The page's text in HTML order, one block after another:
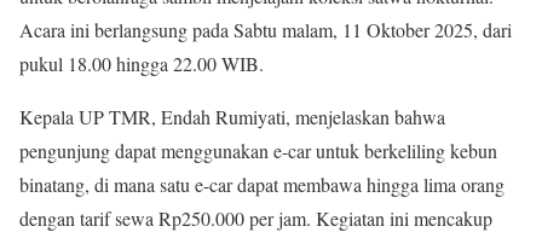
Acara ini berlangsung pada Sabtu malam, 11 Oktober 2025, dari
pukul 18.00 hingga 22.00 WIB.
Kepala UP TMR, Endah Rumiyati, menjelaskan bahwa
pengunjung dapat menggunakan e-car untuk berkeliling kebun
binatang, di mana satu e-car dapat membawa hingga lima orang
dengan tarif sewa Rp250.000 per jam. Kegiatan ini mencakup